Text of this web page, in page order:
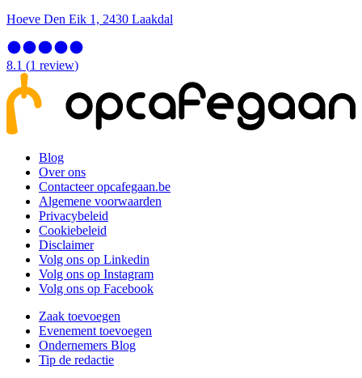
Hoeve Den Eik 1, 2430 Laakdal
8.1 (1 review)
Blog
Over ons
Contacteer opcafegaan.be
Algemene voorwaarden
Privacybeleid
Cookiebeleid
Disclaimer
Volg ons op Linkedin
Volg ons op Instagram
Volg ons op Facebook
Zaak toevoegen
Evenement toevoegen
Ondernemers Blog
Tip de redactie